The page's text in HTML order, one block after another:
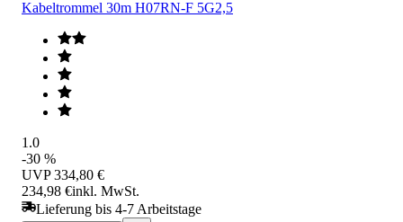
Kabeltrommel 30m H07RN-F 5G2,5
1.0
-30 %
UVP 334,80 €
234,98 €inkl. MwSt.
Lieferung bis 4-7 Arbeitstage